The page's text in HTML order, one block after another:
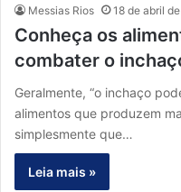
Messias Rios 18 de abril
Conheça os
combater o
Geralmente, “o inchaço
alimentos que produzem
simplesmente que…
Leia mais »